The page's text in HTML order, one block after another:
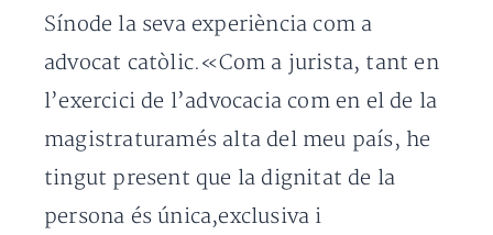
Sínode la seva experiència com a
advocat catòlic.«Com a jurista, tant en
l’exercici de l’advocacia com en el de la
magistraturamés alta del meu país, he
tingut present que la dignitat de la
persona és única,exclusiva i